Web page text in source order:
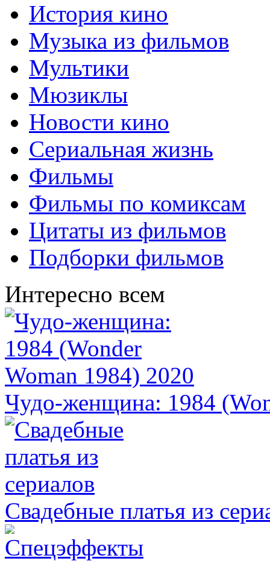
История кино
Музыка из фильмов
Мультики
Мюзиклы
Новости кино
Сериальная жизнь
Фильмы
Фильмы по комиксам
Цитаты из фильмов
Подборки фильмов
Интересно всем
Чудо-женщина: 1984
Свадебные платья из